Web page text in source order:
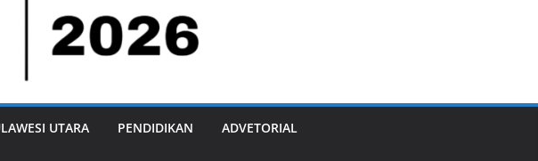
UTARA PENDIDIKAN ADVETORIAL